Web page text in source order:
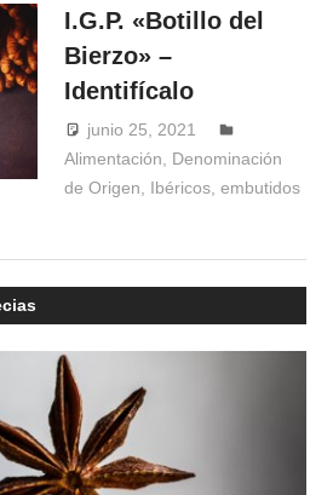
I.G.P. «Botillo del
Bierzo» –
Identifícalo
junio 25, 2021
Alimentación, Denominación
de Origen, Ibéricos, embutidos